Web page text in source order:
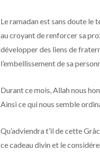
Le ramadan est sans doute le
au croyant de renforcer sa
développer des liens de
l’embellissement de sa
Durant ce mois, Allah nous
Ainsi ce qui nous semble
Qu’adviendra t’il de cette
ce cadeau divin et le